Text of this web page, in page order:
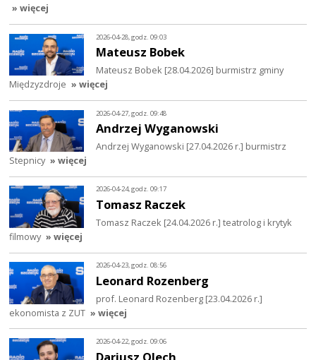
» więcej
2026-04-28, godz. 09:03
Mateusz Bobek
Mateusz Bobek [28.04.2026] burmistrz gminy
Międzyzdroje » więcej
2026-04-27, godz. 09:48
Andrzej Wyganowski
Andrzej Wyganowski [27.04.2026 r.] burmistrz
Stepnicy » więcej
2026-04-24, godz. 09:17
Tomasz Raczek
Tomasz Raczek [24.04.2026 r.] teatrolog i krytyk
filmowy » więcej
2026-04-23, godz. 08:56
Leonard Rozenberg
prof. Leonard Rozenberg [23.04.2026 r.]
ekonomista z ZUT » więcej
2026-04-22, godz. 09:06
Dariusz Olech